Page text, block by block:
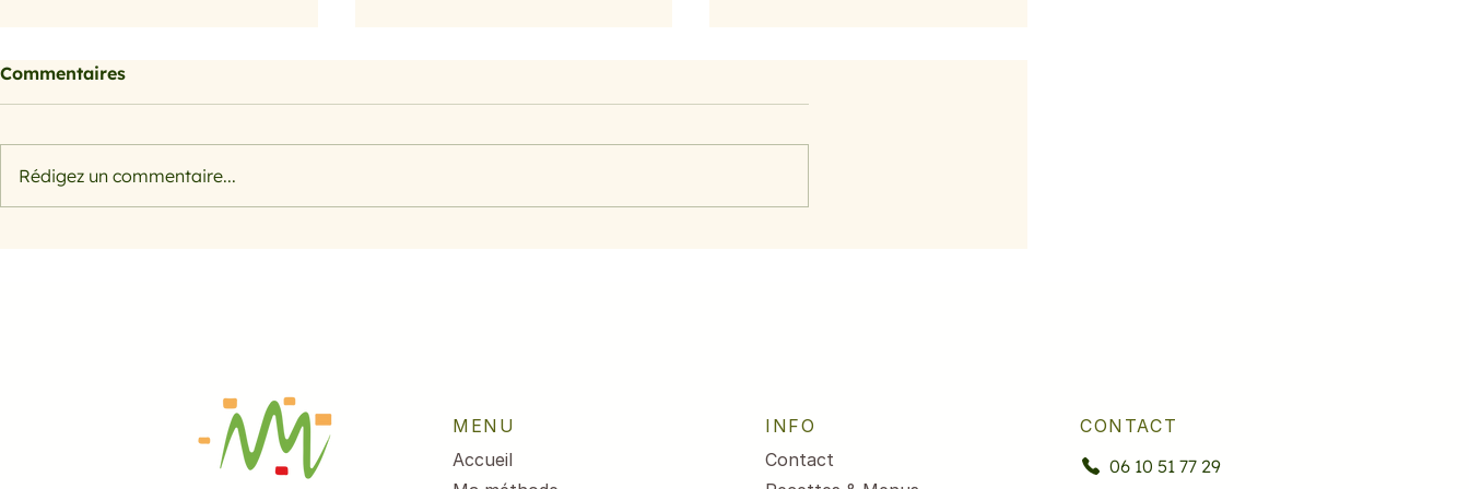
Petits farcis
Commentaires
Rédigez un commentaire...
MENU
Accueil
INFO
Contact
CONTACT
06 10 51 77 29